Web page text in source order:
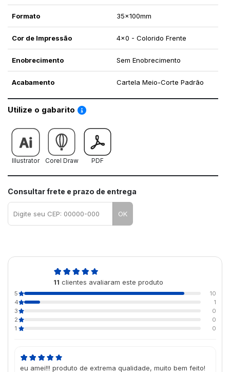
Formato 35x100mm
Cor de Impressão 4x0 - Colorido Frente
Enobrecimento Sem Enobrecimento
Acabamento Cartela Meio-Corte Padrão
Utilize o gabarito Saiba como utilizar os nossos gabaritos
Illustrator Corel Draw PDF
Consultar frete e prazo de entrega
OK
11 clientes avaliaram este produto
5
10
4
1
3
0
2
0
1
0
eu amei!!! produto de extrema qualidade, muito bem feito!